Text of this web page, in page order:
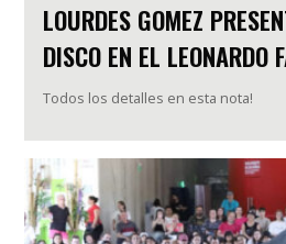
LOURDES GOMEZ
DISCO EN EL LEONARDO
Todos los detalles en esta nota!